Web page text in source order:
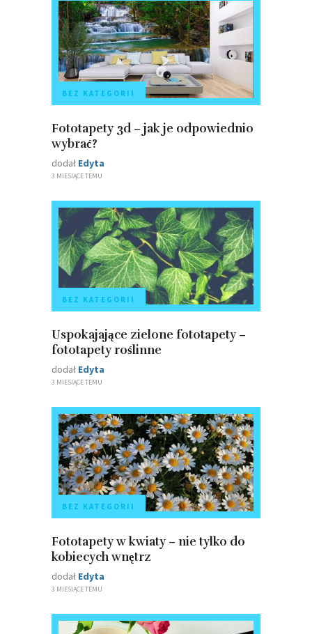
BEZ KATEGORII
Fototapety 3d – jak je odpowiednio
wybrać?
dodał Edyta
3 MIESIĄCE TEMU
BEZ KATEGORII
Uspokajające zielone fototapety –
fototapety roślinne
dodał Edyta
3 MIESIĄCE TEMU
BEZ KATEGORII
Fototapety w kwiaty – nie tylko do
kobiecych wnętrz
dodał Edyta
3 MIESIĄCE TEMU